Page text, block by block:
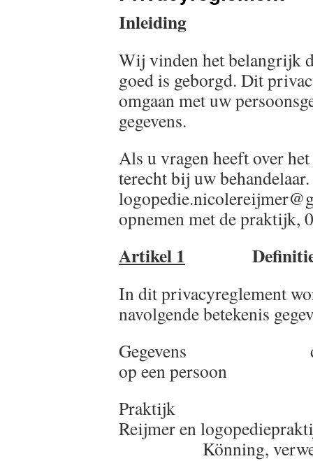
Inleiding
Wij vinden het belangrijk
goed is geborgd. Dit
omgaan met uw
gegevens.
Als u vragen heeft over
terecht bij uw
opnemen met de praktijk,
Artikel 1
In dit privacyreglement
navolgende betekenis
Gegevens de
op een persoon
Praktijk
Reijmer en
Könning,